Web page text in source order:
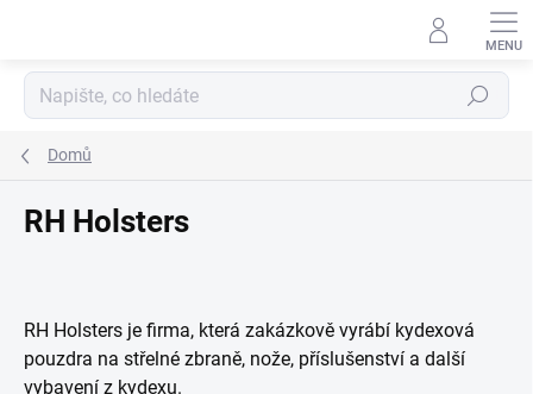
Hledat
Domů
RH Holsters
RH Holsters je firma, která zakázkově vyrábí kydexová
pouzdra na střelné zbraně, nože, příslušenství a další
vybavení z kydexu.